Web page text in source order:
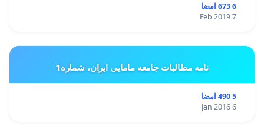
6 673 امضا
7 Feb 2019
نامه مطالبات جامعه مامایی ایران، شماره1
5 490 امضا
6 Jan 2016